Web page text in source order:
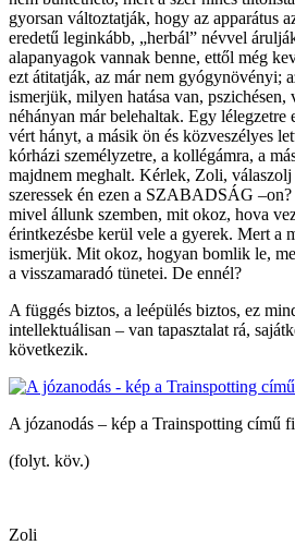
gyorsan változtatják, hogy az apparátus
eredetű leginkább, „herbál” névvel
alapanyagok vannak benne, ettől még
ezt átitatják, az már nem gyógynövényi;
ismerjük, milyen hatása van,
néhányan már belehaltak. Egy
vért hányt, a másik ön és közveszélyes
kórházi személyzetre, a kollégámra, a
majdnem meghalt. Kérlek, Zoli,
szeressek én ezen a SZABADSÁG
mivel állunk szemben, mit okoz, hova
érintkezésbe kerül vele a gyerek. Mert a
ismerjük. Mit okoz, hogyan bomlik le,
a visszamaradó tünetei. De ennél?
A függés biztos, a leépülés biztos, ez
intellektuálisan – van tapasztalat rá,
következik.
A józanodás – kép a Trainspotting című
(folyt. köv.)
Zoli